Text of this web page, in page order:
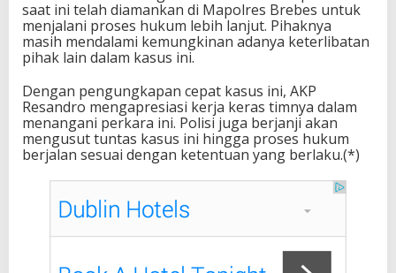
saat ini telah diamankan di Mapolres Brebes untuk
menjalani proses hukum lebih lanjut. Pihaknya
masih mendalami kemungkinan adanya keterlibatan
pihak lain dalam kasus ini.
Dengan pengungkapan cepat kasus ini, AKP
Resandro mengapresiasi kerja keras timnya dalam
menangani perkara ini. Polisi juga berjanji akan
mengusut tuntas kasus ini hingga proses hukum
berjalan sesuai dengan ketentuan yang berlaku.(*)